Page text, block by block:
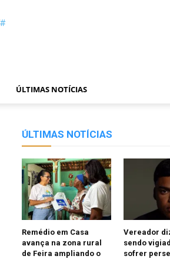
ÚLTIMAS NOTÍCIAS
ÚLTIMAS NOTÍCIAS
Remédio em Casa
avança na zona rural
de Feira ampliando o
Vereador
sendo
sofrer